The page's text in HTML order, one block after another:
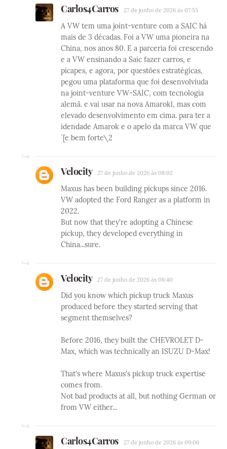
Carlos4Carros 27 de junho de 2026 às 07:55
A VW tem uma joint-venture com a SAIC há
mais de 3 décadas. Foi a VW uma pioneira na
China, nos anos 80. E a parceria foi crescendo
e a VW ensinando a Saic fazer carros, e
picapes, e agora, por questões estratégicas,
pegou uma plataforma que foi desenvolviuda
na joint-venture VW-SAIC, com tecnologia
alemã. e vai usar na nova Amarokl, mas com
elevado desenvolvimento em cima. para ter a
idendade Amarok e o apelo da marca VW que
´[e bem forte\2
Velocity 27 de junho de 2026 às 08:02
Maxus has been building pickups since 2016.
VW adopted the Ford Ranger as a platform in
2022.
But now that they're adopting a Chinese
pickup, they developed everything in
China...sure.
Velocity 27 de junho de 2026 às 08:40
Did you know which pickup truck Maxus
produced before they started serving that
segment themselves?
Before 2016, they built the CHEVROLET D-
Max, which was technically an ISUZU D-Max!
That's where Maxus's pickup truck expertise
comes from.
Not bad products at all, but nothing German or
from VW either...
Carlos4Carros 27 de junho de 2026 às 09:06